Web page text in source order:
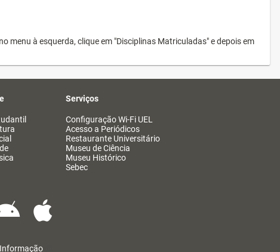
menu à esquerda, clique em "Disciplinas Matriculadas" e depois em
Serviços
Configuração Wi-Fi UEL
Acesso a Periódicos
Restaurante Universitário
Museu de Ciência
Museu Histórico
Sebec